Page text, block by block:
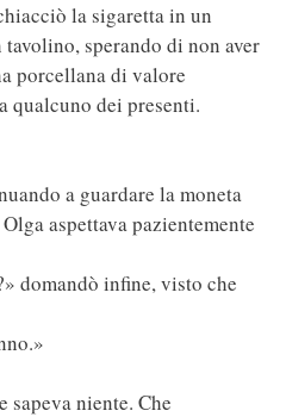
la sigaretta in un
sperando di non aver
porcellana di valore
qualcuno dei presenti.
a guardare la moneta
aspettava pazientemente
domandò infine, visto che
sapeva niente. Che